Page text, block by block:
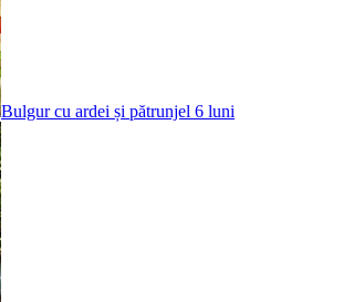
Bulgur cu ardei și pătrunjel 6 luni